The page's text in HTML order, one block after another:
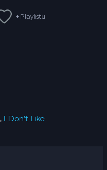
+ Playlistu
, I Don’t Like